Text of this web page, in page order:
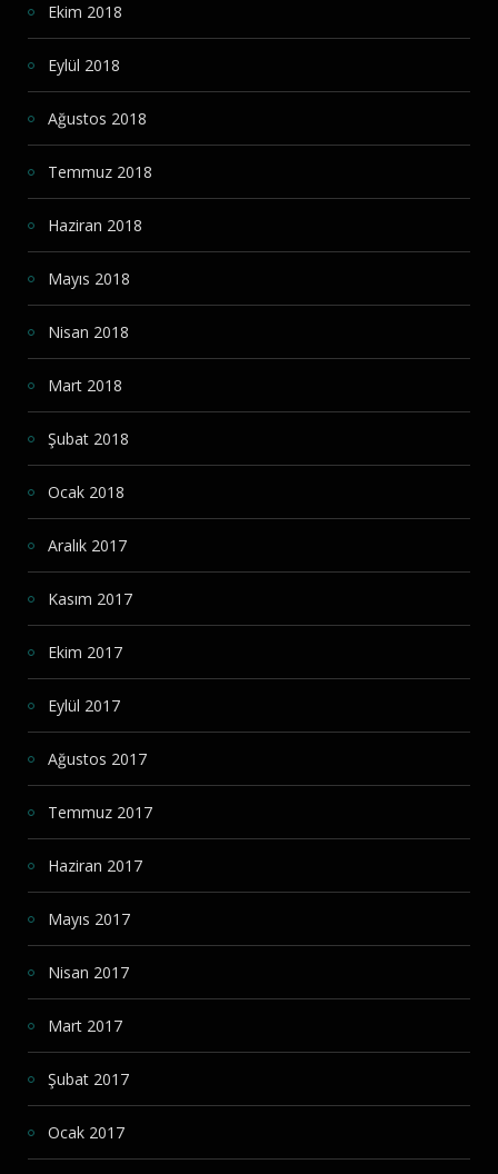
Ekim 2018
Eylül 2018
Ağustos 2018
Temmuz 2018
Haziran 2018
Mayıs 2018
Nisan 2018
Mart 2018
Şubat 2018
Ocak 2018
Aralık 2017
Kasım 2017
Ekim 2017
Eylül 2017
Ağustos 2017
Temmuz 2017
Haziran 2017
Mayıs 2017
Nisan 2017
Mart 2017
Şubat 2017
Ocak 2017